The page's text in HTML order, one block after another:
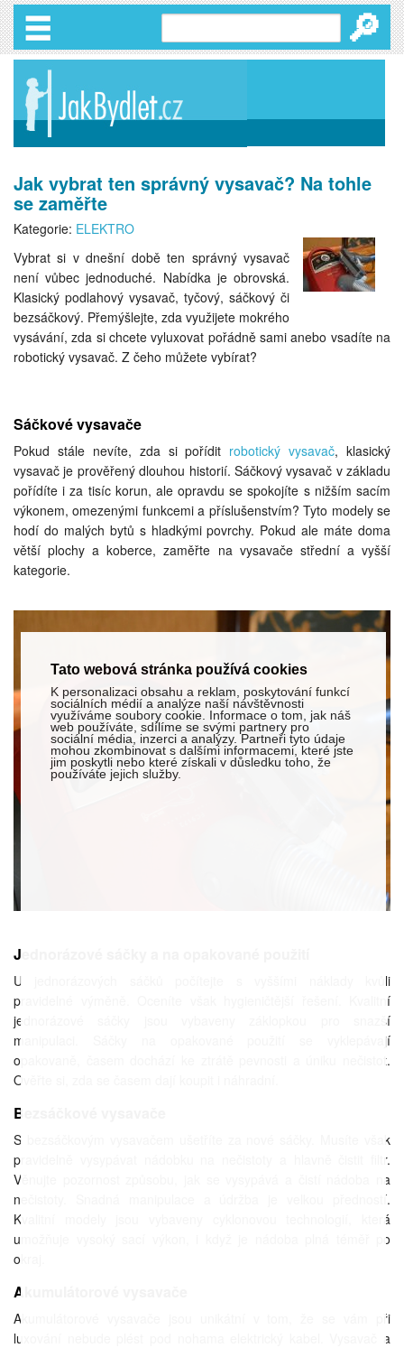
🔎
Jak vybrat ten správný vysavač? Na tohle
se zaměřte
Kategorie: ELEKTRO
Vybrat si v dnešní době ten správný vysavač
není vůbec jednoduché. Nabídka je obrovská.
Klasický podlahový vysavač, tyčový, sáčkový či
bezsáčkový. Přemýšlejte, zda využijete mokrého
vysávání, zda si chcete vyluxovat pořádně sami anebo vsadíte na
robotický vysavač. Z čeho můžete vybírat?
Sáčkové vysavače
Pokud stále nevíte, zda si pořídit robotický vysavač, klasický
vysavač je prověřený dlouhou historií. Sáčkový vysavač v základu
pořídíte i za tisíc korun, ale opravdu se spokojíte s nižším sacím
výkonem, omezenými funkcemi a příslušenstvím? Tyto modely se
hodí do malých bytů s hladkými povrchy. Pokud ale máte doma
větší plochy a koberce, zaměřte na vysavače střední a vyšší
kategorie.
Jednorázové sáčky a na opakované použití
U jednorázových sáčků počítejte s vyššími náklady kvůli
pravidelné výměně. Oceníte však hygieničtější řešení. Kvalitní
jednorázové sáčky jsou vybaveny záklopkou pro snazší
manipulaci. Sáčky na opakované použití se vyklepávají
opakovaně, časem dochází ke ztrátě pevnosti a úniku nečistot.
Ověřte si, zda se časem dají koupit i náhradní.
Bezsáčkové vysavače
S bezsáčkovým vysavačem ušetříte za nové sáčky. Musíte však
pravidelně vysypávat nádobku na nečistoty a hlavně čistit filtr.
Věnujte pozornost způsobu, jak se vysypává a čistí nádoba na
nečistoty. Snadná manipulace a údržba je velkou předností.
Kvalitní modely jsou vybaveny cyklonovou technologií, která
umožňuje vysoký sací výkon, i když je nádoba plná téměř po
okraj.
Akumulátorové vysavače
Akumulátorové vysavače jsou unikátní v tom, že se vám při
luxování nebude plést pod nohama elektrický kabel. Vysavač a
Tato webová stránka používá cookies
K personalizaci obsahu a reklam, poskytování funkcí
sociálních médií a analýze naší návštěvnosti
využíváme soubory cookie. Informace o tom, jak náš
web používáte, sdílíme se svými partnery pro
sociální média, inzerci a analýzy. Partneři tyto údaje
mohou zkombinovat s dalšími informacemi, které jste
jim poskytli nebo které získali v důsledku toho, že
používáte jejich služby.